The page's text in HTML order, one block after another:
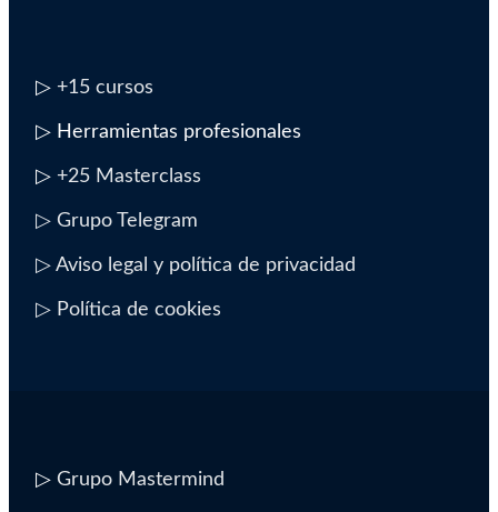
▷ +15 cursos
▷ Herramientas profesionales
▷ +25 Masterclass
▷ Grupo Telegram
▷ Aviso legal y política de privacidad
▷ Política de cookies
▷ Grupo Mastermind